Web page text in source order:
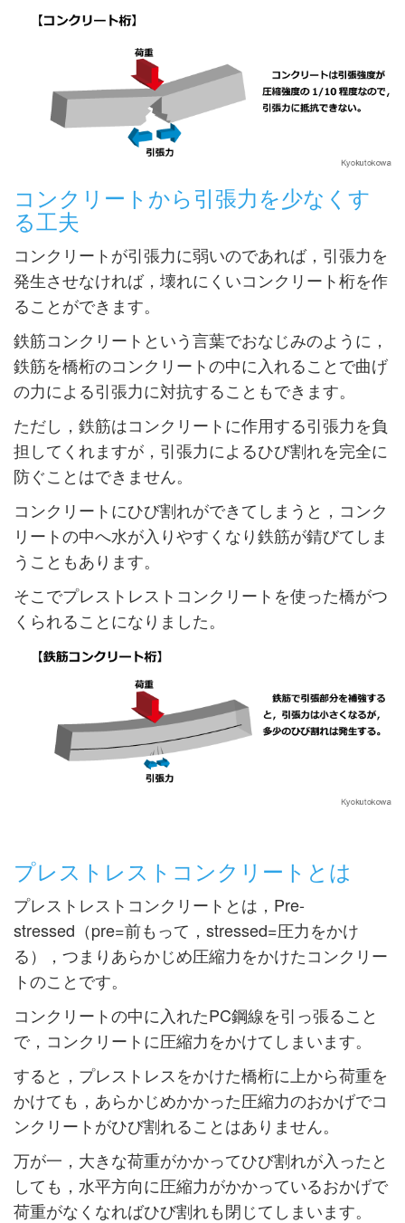
コンクリートから引張力を少なくす
る工夫
コンクリートが引張力に弱いのであれば，引張力を
発生させなければ，壊れにくいコンクリート桁を作
ることができます。
鉄筋コンクリートという言葉でおなじみのように，
鉄筋を橋桁のコンクリートの中に入れることで曲げ
の力による引張力に対抗することもできます。
ただし，鉄筋はコンクリートに作用する引張力を負
担してくれますが，引張力によるひび割れを完全に
防ぐことはできません。
コンクリートにひび割れができてしまうと，コンク
リートの中へ水が入りやすくなり鉄筋が錆びてしま
うこともあります。
そこでプレストレストコンクリートを使った橋がつ
くられることになりました。
プレストレストコンクリートとは
プレストレストコンクリートとは，Pre-
stressed（pre=前もって，stressed=圧力をかけ
る），つまりあらかじめ圧縮力をかけたコンクリー
トのことです。
コンクリートの中に入れたPC鋼線を引っ張ること
で，コンクリートに圧縮力をかけてしまいます。
すると，プレストレスをかけた橋桁に上から荷重を
かけても，あらかじめかかった圧縮力のおかげでコ
ンクリートがひび割れることはありません。
万が一，大きな荷重がかかってひび割れが入ったと
しても，水平方向に圧縮力がかかっているおかげで
荷重がなくなればひび割れも閉じてしまいます。